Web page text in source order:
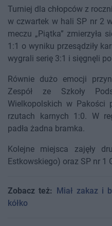
Turniej dla chłopców z
w czwartek w hali SP nr 2
meczu „Piątka” zmierzyła
1:1 o wyniku przesądziły
wygrali serię 3:1 i sięgnęli po
Równie dużo emocji
Zespół ze Szkoły
Wielkopolskich w Pakości
rzutach karnych 1:0. W
padła żadna bramka.
Kolejne miejsca zajęły
Estkowskiego) oraz SP nr 1
Zobacz też:
Miał zakaz i
kółko